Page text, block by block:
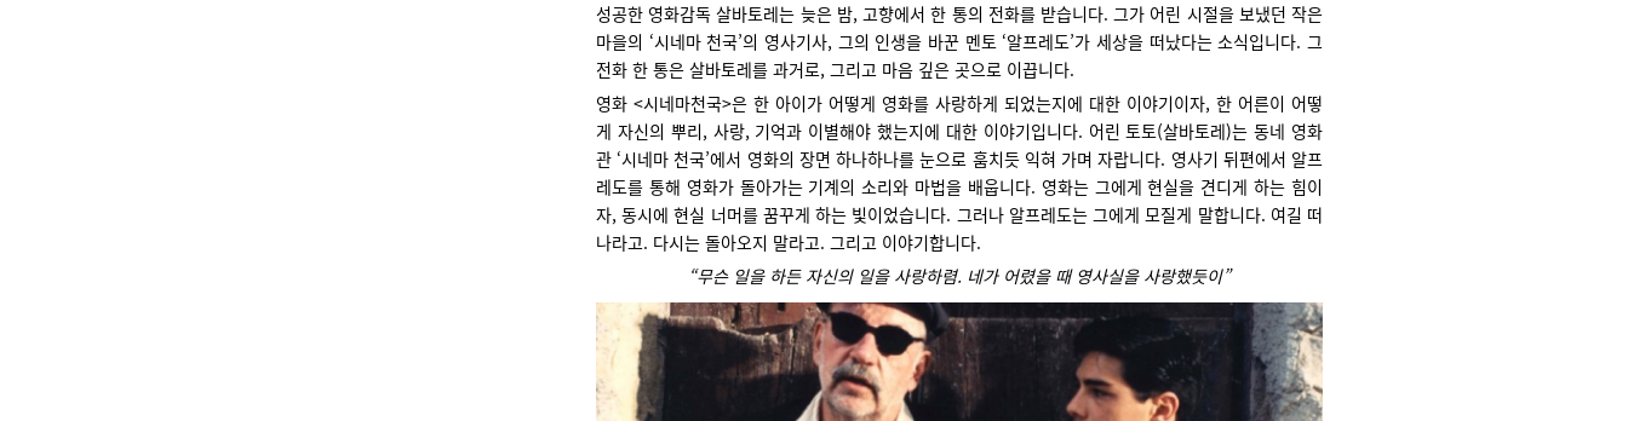
성공한 영화감독 살바토레는 늦은 밤, 고향에서 한 통의 전화를 받습니다. 그가 어린 시절을 보냈던 작은
마을의 ‘시네마 천국’의 영사기사, 그의 인생을 바꾼 멘토 ‘알프레도’가 세상을 떠났다는 소식입니다. 그
전화 한 통은 살바토레를 과거로, 그리고 마음 깊은 곳으로 이끕니다.
영화 <시네마천국>은 한 아이가 어떻게 영화를 사랑하게 되었는지에 대한 이야기이자, 한 어른이 어떻
게 자신의 뿌리, 사랑, 기억과 이별해야 했는지에 대한 이야기입니다. 어린 토토(살바토레)는 동네 영화
관 ‘시네마 천국’에서 영화의 장면 하나하나를 눈으로 훔치듯 익혀 가며 자랍니다. 영사기 뒤편에서 알프
레도를 통해 영화가 돌아가는 기계의 소리와 마법을 배웁니다. 영화는 그에게 현실을 견디게 하는 힘이
자, 동시에 현실 너머를 꿈꾸게 하는 빛이었습니다. 그러나 알프레도는 그에게 모질게 말합니다. 여길 떠
나라고. 다시는 돌아오지 말라고. 그리고 이야기합니다.
“무슨 일을 하든 자신의 일을 사랑하렴. 네가 어렸을 때 영사실을 사랑했듯이”